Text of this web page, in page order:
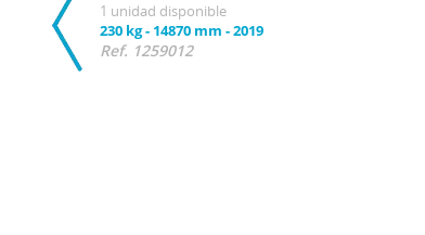
1 unidad disponible
230 kg- 14870 mm -2019
Ref. 1259012